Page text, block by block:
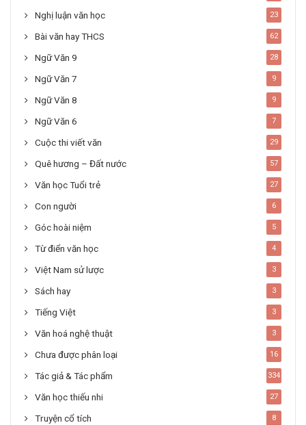
Nghị luận văn học 23
Bài văn hay THCS 62
Ngữ Văn 9 28
Ngữ Văn 7 9
Ngữ Văn 8 9
Ngữ Văn 6 7
Cuộc thi viết văn 29
Quê hương – Đất nước 57
Văn học Tuổi trẻ 27
Con người 6
Góc hoài niệm 5
Từ điển văn học 4
Việt Nam sử lược 3
Sách hay 3
Tiếng Việt 3
Văn hoá nghệ thuật 3
Chưa được phân loại 16
Tác giả & Tác phẩm 334
Văn học thiếu nhi 27
Truyện cổ tích 8